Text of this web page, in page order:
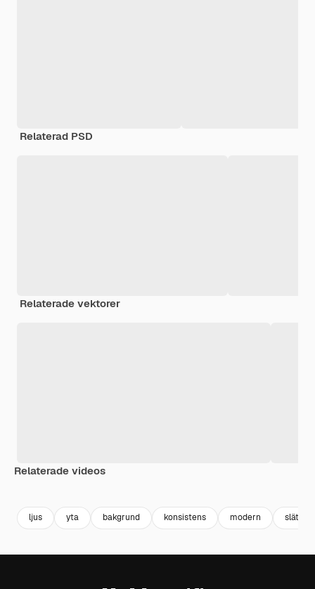
Relaterad PSD
Relaterade vektorer
Relaterade videos
ljus yta bakgrund konsistens modern slät